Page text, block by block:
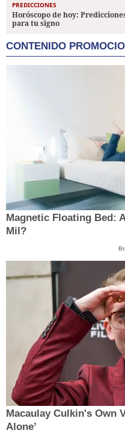
PREDICCIONES
Horóscopo de hoy:
para tu signo
CONTENIDO
Magnetic Floating Bed:
Mil?
Macaulay Culkin's Own
Alone’